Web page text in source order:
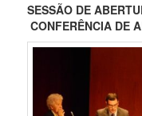
SESSÃO